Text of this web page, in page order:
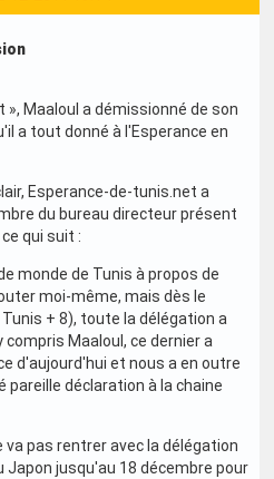
», Maaloul a démissionné de son
a tout donné à l'Esperance en
Esperance-de-tunis.net a
du bureau directeur présent
qui suit :
monde de Tunis à propos de
moi-même, mais dès le
+ 8), toute la délégation a
Maaloul, ce dernier a
d'aujourd'hui et nous a en outre
pareille déclaration à la chaine
va pas rentrer avec la délégation
Japon jusqu'au 18 décembre pour